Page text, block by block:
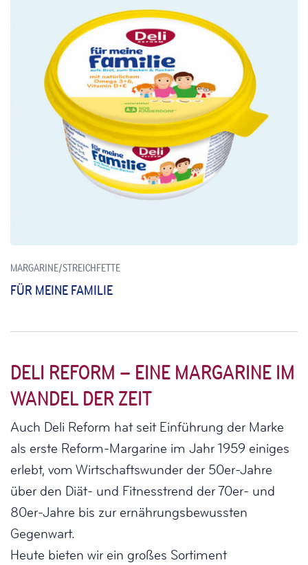
MARGARINE/STREICHFETTE
FÜR MEINE FAMILIE
DELI REFORM – EINE MARGARINE IM
WANDEL DER ZEIT
Auch Deli Reform hat seit Einführung der Marke
als erste Reform-Margarine im Jahr 1959 einiges
erlebt, vom Wirtschaftswunder der 50er-Jahre
über den Diät- und Fitnesstrend der 70er- und
80er-Jahre bis zur ernährungsbewussten
Gegenwart.
Heute bieten wir ein großes Sortiment